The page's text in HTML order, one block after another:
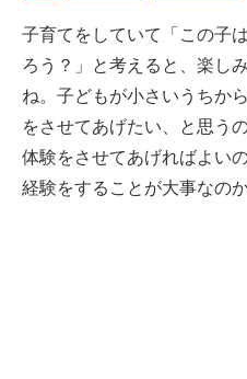
子育てをしていて「この子
ろう？」と考えると、楽し
ね。子どもが小さいうちか
をさせてあげたい、と思う
体験をさせてあげればよい
経験をすることが大事なの